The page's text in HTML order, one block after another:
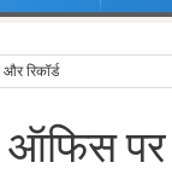
रिकॉर्ड